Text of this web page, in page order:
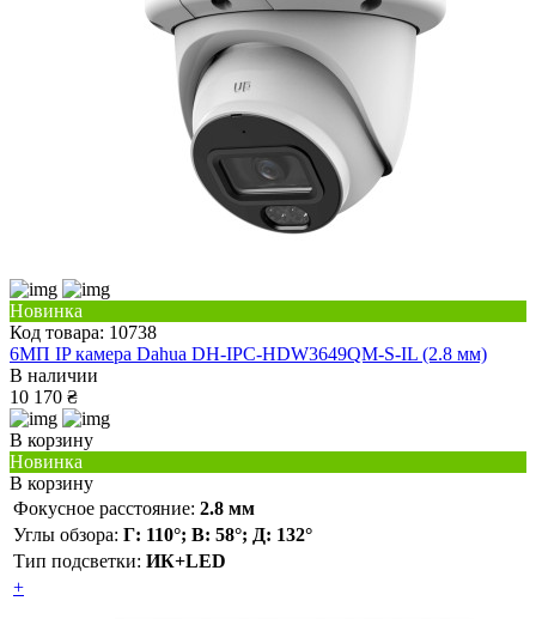
Новинка
Код товара: 10738
6МП IP камера Dahua DH-IPC-HDW3649QM-S-IL (2.8 мм)
В наличии
10 170 ₴
В корзину
Новинка
В корзину
Фокусное расстояние: 2.8 мм
Углы обзора: Г: 110°; В: 58°; Д: 132°
Тип подсветки: ИК+LED
+